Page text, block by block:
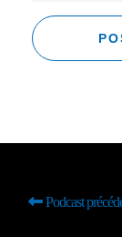
Podcast